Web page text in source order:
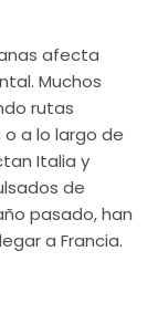
afecta
Muchos
rutas
a lo largo de
Italia y
de
pasado, han
a Francia.